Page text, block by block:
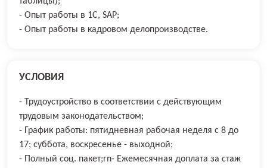
- Опыт работы в 1С, SAP;
- Опыт работы в кадровом делопроизводстве.
УСЛОВИЯ
- Трудоустройство в соответствии с действующим
трудовым законодательством;
- График работы: пятидневная рабочая неделя с 8 до
17; суббота, воскресенье - выходной;
- Полный соц. пакет;rn- Ежемесячная доплата за стаж